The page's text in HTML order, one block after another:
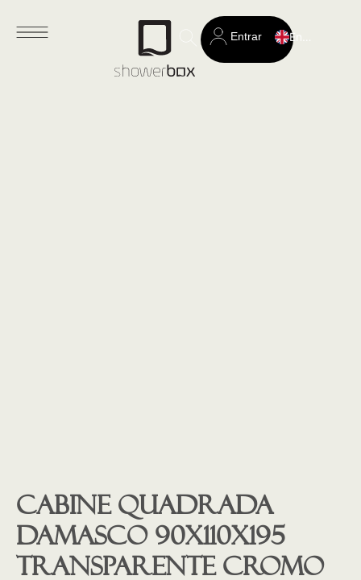
Search
for:
Entrar
Cabine quadrada
Damasco 90x110x195
transparente Cromo